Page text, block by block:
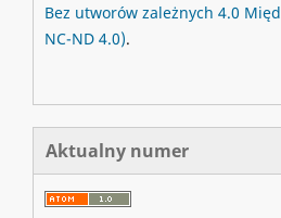
Bez utworów zależnych 4.0
NC-ND 4.0).
Aktualny numer